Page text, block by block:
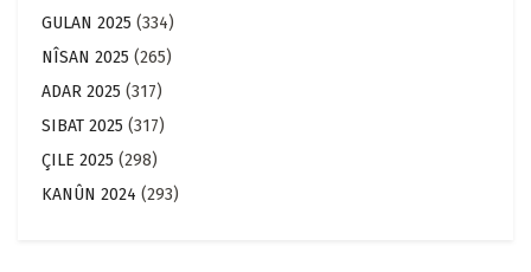
GULAN 2025 (334)
NÎSAN 2025 (265)
ADAR 2025 (317)
SIBAT 2025 (317)
ÇILE 2025 (298)
KANÛN 2024 (293)